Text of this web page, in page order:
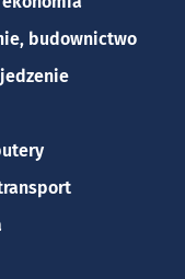
budownictwo